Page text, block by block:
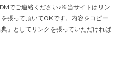
でご連絡ください♪※当サイトはリン
張って頂いてOKです。内容をコピー
」としてリンクを張っていただければ